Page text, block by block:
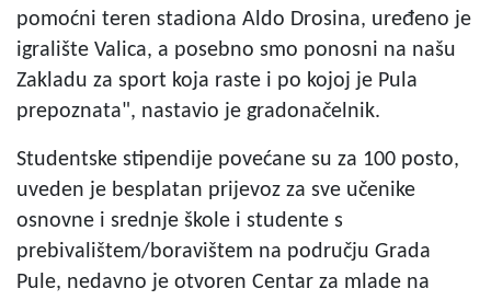
pomoćni teren stadiona Aldo Drosina, uređeno je
igralište Valica, a posebno smo ponosni na našu
Zakladu za sport koja raste i po kojoj je Pula
prepoznata", nastavio je gradonačelnik.
Studentske stipendije povećane su za 100 posto,
uveden je besplatan prijevoz za sve učenike
osnovne i srednje škole i studente s
prebivalištem/boravištem na području Grada
Pule, nedavno je otvoren Centar za mlade na